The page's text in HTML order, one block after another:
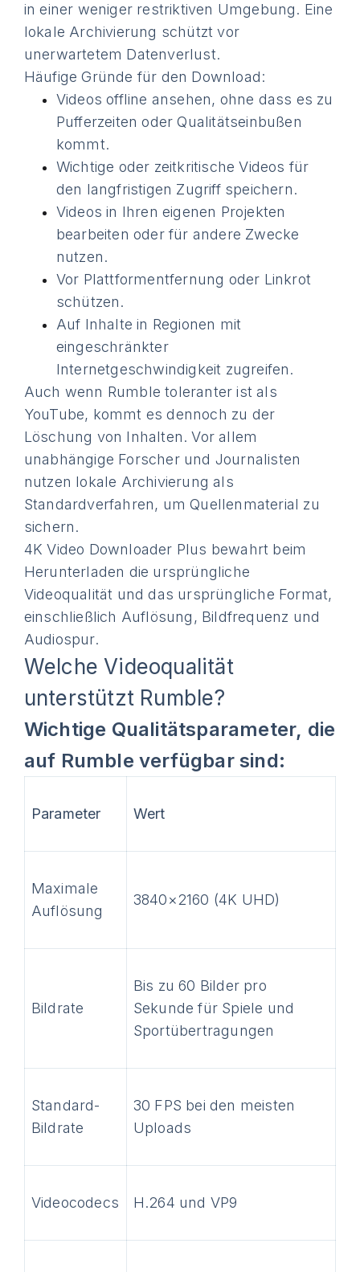
in einer weniger restriktiven Umgebung. Eine
lokale Archivierung schützt vor
unerwartetem Datenverlust.
Häufige Gründe für den Download:
Videos offline ansehen, ohne dass es zu
Pufferzeiten oder Qualitätseinbußen
kommt.
Wichtige oder zeitkritische Videos für
den langfristigen Zugriff speichern.
Videos in Ihren eigenen Projekten
bearbeiten oder für andere Zwecke
nutzen.
Vor Plattformentfernung oder Linkrot
schützen.
Auf Inhalte in Regionen mit
eingeschränkter
Internetgeschwindigkeit zugreifen.
Auch wenn Rumble toleranter ist als
YouTube, kommt es dennoch zu der
Löschung von Inhalten. Vor allem
unabhängige Forscher und Journalisten
nutzen lokale Archivierung als
Standardverfahren, um Quellenmaterial zu
sichern.
4K Video Downloader Plus bewahrt beim
Herunterladen die ursprüngliche
Videoqualität und das ursprüngliche Format,
einschließlich Auflösung, Bildfrequenz und
Audiospur.
Welche Videoqualität
unterstützt Rumble?
Wichtige Qualitätsparameter, die
auf Rumble verfügbar sind:
Parameter Wert
Maximale
Auflösung
3840×2160 (4K UHD)
Bildrate
Bis zu 60 Bilder pro
Sekunde für Spiele und
Sportübertragungen
Standard-
Bildrate
30 FPS bei den meisten
Uploads
Videocodecs H.264 und VP9